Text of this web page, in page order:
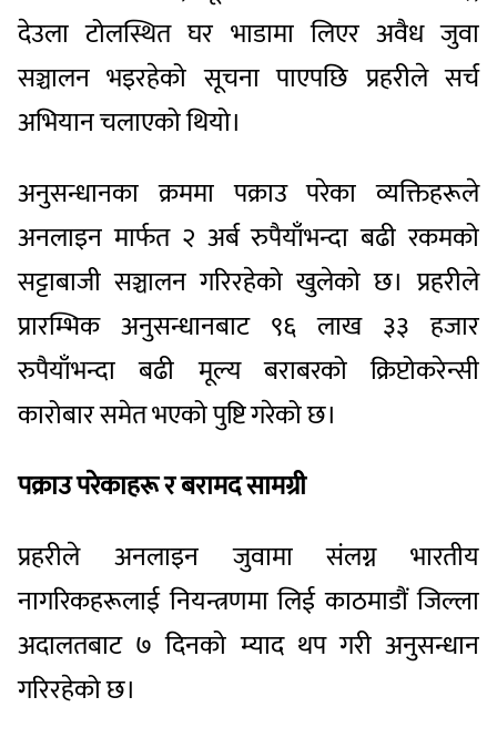
देउला टोलस्थित घर भाडामा लिएर अवैध जुवा
सञ्चालन भइरहेको सूचना पाएपछि प्रहरीले सर्च
अभियान चलाएको थियो।
अनुसन्धानका क्रममा पक्राउ परेका व्यक्तिहरूले
अनलाइन मार्फत २ अर्ब रुपैयाँभन्दा बढी रकमको
सट्टाबाजी सञ्चालन गरिरहेको खुलेको छ। प्रहरीले
प्रारम्भिक अनुसन्धानबाट ९६ लाख ३३ हजार
रुपैयाँभन्दा बढी मूल्य बराबरको क्रिप्टोकरेन्सी
कारोबार समेत भएको पुष्टि गरेको छ।
पक्राउ परेकाहरू र बरामद सामग्री
प्रहरीले अनलाइन जुवामा संलग्न भारतीय
नागरिकहरूलाई नियन्त्रणमा लिई काठमाडौं जिल्ला
अदालतबाट ७ दिनको म्याद थप गरी अनुसन्धान
गरिरहेको छ।